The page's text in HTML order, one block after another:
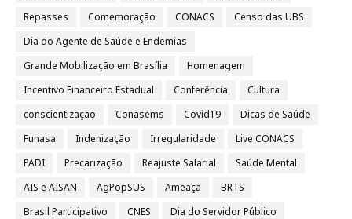
Repasses
Comemoração CONACS
Censo das UBS
Dia do Agente de Saúde e Endemias
Grande Mobilização em Brasília
Homenagem
Incentivo Financeiro Estadual
Conferência
Cultura
conscientização
Conasems Covid19
Dicas de Saúde
Funasa
Indenização Irregularidade
Live CONACS
PADI
Precarização Reajuste Salarial
Saúde Mental
AIS e AISAN
AgPopSUS Ameaça
BRTS
Brasil Participativo
CNES
Dia do Servidor Público